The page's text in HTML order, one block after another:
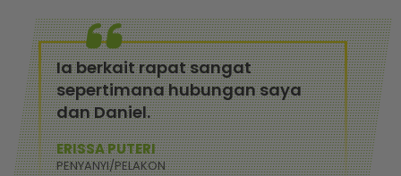
Ia berkait rapat sangat
sepertimana hubungan saya
dan Daniel.
ERISSA PUTERI
PENYANYI/PELAKON